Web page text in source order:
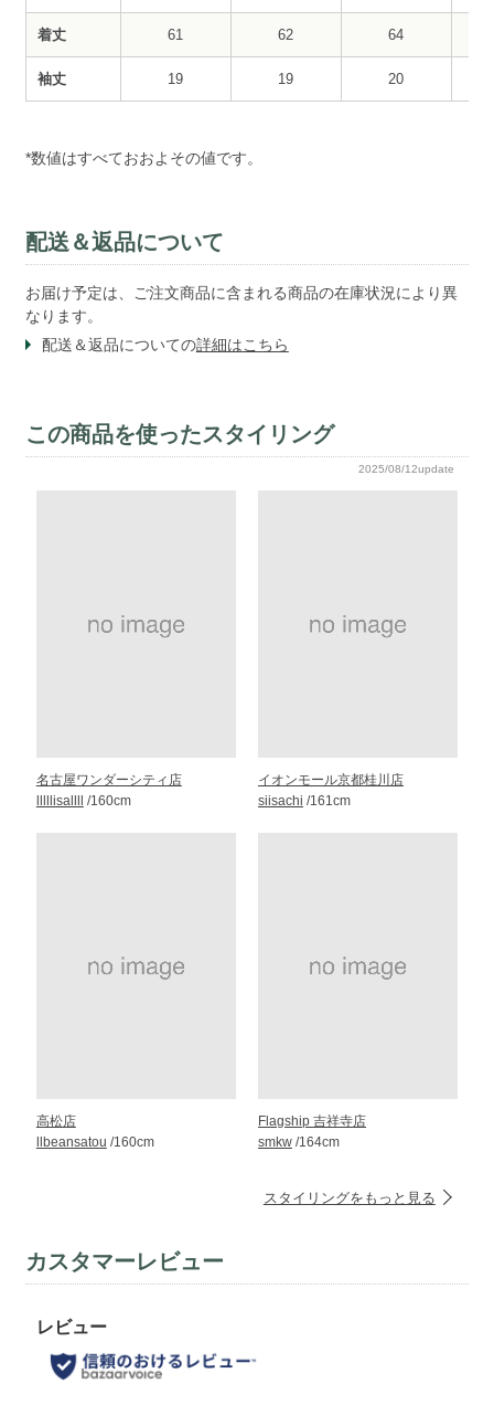
着丈 61 62 64
袖丈 19 19 20
*数値はすべておおよその値です。
配送＆返品について
お届け予定は、ご注文商品に含まれる商品の在庫状況により異
なります。
配送＆返品についての詳細はこちら
この商品を使ったスタイリング
2025/08/12update
名古屋ワンダーシティ店
lllllisallll /160cm
イオンモール京都桂川店
siisachi /161cm
高松店
llbeansatou /160cm
Flagship 吉祥寺店
smkw /164cm
スタイリングをもっと見る
カスタマーレビュー